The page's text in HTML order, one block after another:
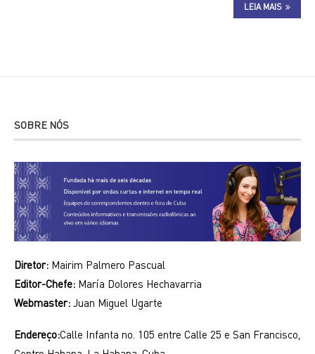
LEIA MAIS
SOBRE NÓS
Diretor: Mairim Palmero Pascual
Editor-Chefe: María Dolores Hechavarria
Webmaster: Juan Miguel Ugarte
Endereço:Calle Infanta no. 105 entre Calle 25 e San Francisco,